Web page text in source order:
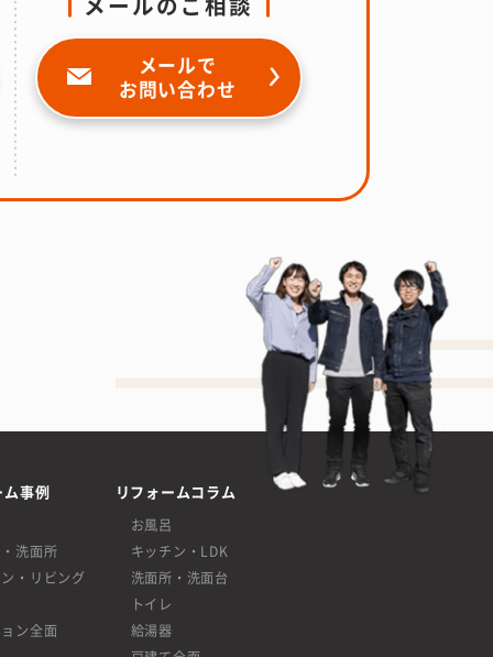
メールで
お問い合わせ
ム事例
洗面所
・リビング
ン全面
リフォームコラム
お風呂
キッチン・LDK
洗面所・洗面台
トイレ
給湯器